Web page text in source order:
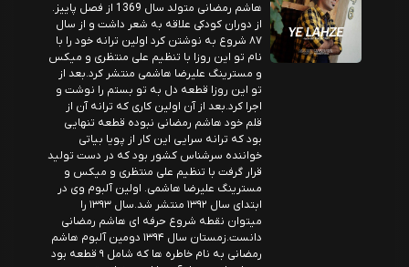
هاشم رمضانی متولد سال 1369 از فصل پاییز.
از دوران کودکی علاقه به شعر داشت و از سال
۸۷ شروع به نوشتن کرد اولین ترانه خود را با
نام تو این روزا با تنظیم علی منتظری و میکس
و مسترینگ علیرضا هاشمی منتشر کرد.بعد از
تو این روزا قطعه دل به تو بستم را نوشت و
اجرا کرد.بعد از آن اولین کاری که ترانه آن از
قلم خود هاشم رمضانی نبوده قطعه تنهایی
بود که ترانه سرایی این کار از پویا بیاتی
خواننده سرشناس کشور بود که در دست تولید
قرار گرفت با تنظیم علی منتظری و میکس و
مسترینگ علیرضا هاشمی. اولین آلبوم وی در
ابتدای سال ۱۳۹۲ منتشر شد.سال ۱۳۹۳ را
میتوان نقطه شروع حرفه ای هاشم رمضانی
دانست.زمستان سال ۱۳۹۴ دومین آلبوم هاشم
رمضانی به نام خاطره ها که شامل ۹ قطعه بود